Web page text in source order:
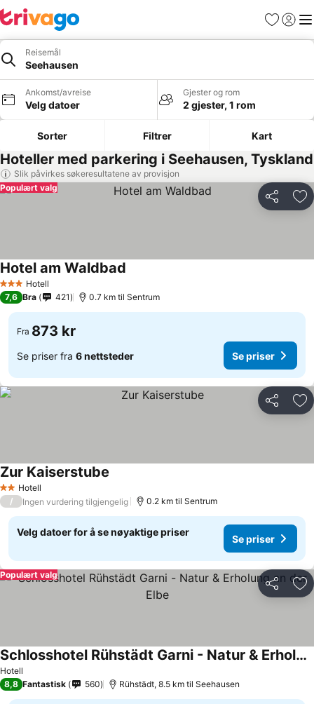
Favoritter
Logg
Reisemål
Seehausen
Ankomst/avreise
Velg datoer
Gjester og rom
2 gjester, 1 rom
Sorter Filtrer Kart
Hoteller med parkering i Seehausen, Tyskland
Slik påvirkes søkeresultatene av provisjon
Del
Populært valg
3 StjernerHotell
Hotel am Waldbad
7,6 Bra 421 0.7 km til Sentrum
Fra 873 kr
Se priser fra 6 nettsteder Se priser
Del
2 Stjerner
Hotell
Zur Kaiserstube
/ Ingen vurdering tilgjengelig 0.2 km til Sentrum
Velg datoer for å se nøyaktige priser
Se priser
Del
Populært valg
Hotell
Schlosshotel Rühstädt Garni - Natur & Erholung an der Elbe
8,8 Fantastisk 560 Rühstädt, 8.5 km til Seehausen